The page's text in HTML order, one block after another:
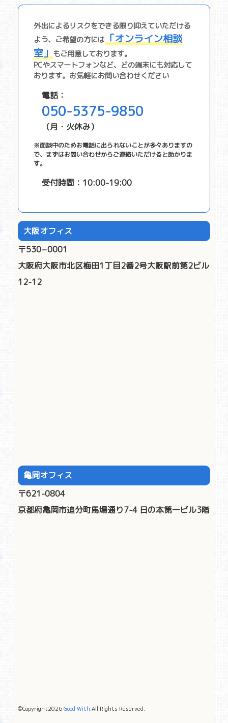
外出によるリスクをできる限り抑えていただける
よう、ご希望の⽅には「オンライン相談
室」もご⽤意しております。
PCやスマートフォンなど、どの端末にも対応して
おります。お気軽にお問い合わせください
電話：
050-5375-9850
（月・火休み）
※面談中のためお電話に出られないことが多々ありますの
で、まずはお問い合わせからご連絡いただけると助かりま
す。
受付時間：10:00-19:00
大阪オフィス
〒530−0001
大阪府大阪市北区梅田1丁目2番2号大阪駅前第2ビル
12-12
亀岡オフィス
〒621-0804
京都府亀岡市追分町馬場通り7-4 日の本第一ビル3階
©Copyright2026Good With.All Rights Reserved.